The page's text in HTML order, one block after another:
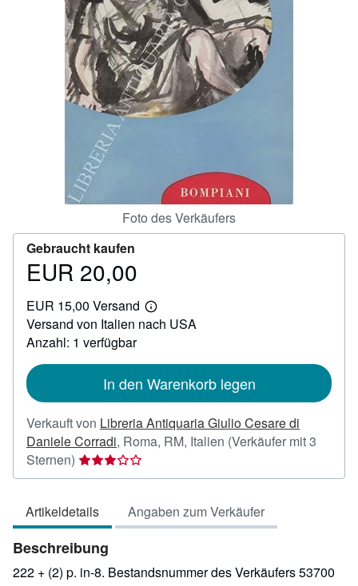
Foto des Verkäufers
Gebraucht kaufen
Preis
20,00
EUR 20,00
EUR 15,00 Versand
Weitere
Informationen
Versand von Italien nach USA
Anzahl: 1 verfügbar
In den Warenkorb legen
Verkauft von Libreria Antiquaria Giulio Cesare di
Daniele Corradi, Roma, RM, Italien (Verkäufer mit 3
Sternen) Verkäuferbewertung
3
5
Sternen
Artikeldetails Angaben zum Verkäufer
Beschreibung
222 + (2) p. in-8. Bestandsnummer des Verkäufers 53700